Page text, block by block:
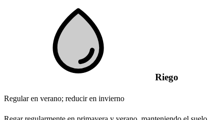
Riego
Regular en verano; reducir en invierno